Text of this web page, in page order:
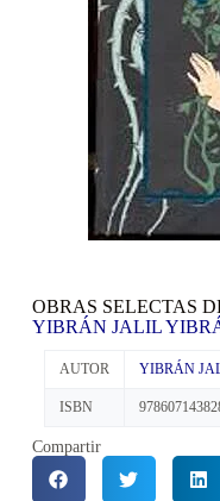
OBRAS SELECTAS
YIBRÁN JALIL
AUTOR YIBRÁN
ISBN
Compartir